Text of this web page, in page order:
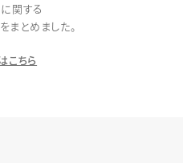
関する
まとめました。
こちら